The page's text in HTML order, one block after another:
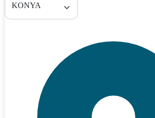
KONYA